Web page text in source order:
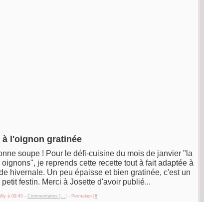
à l'oignon gratinée
soupe ! Pour le défi-cuisine du mois de janvier "la
je reprends cette recette tout à fait adaptée à
hivernale. Un peu épaisse et bien gratinée, c'est un
petit festin. Merci à Josette d'avoir publié...
à 09:45 - Commentaires [ …] - Permalien [#]